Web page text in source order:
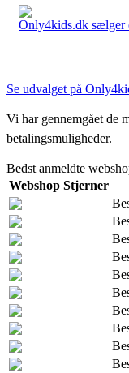
Only4kids.dk sælger
Se udvalget på
Vi har gennemgået de
betalingsmuligheder.
Bedst anmeldte
Webshop Stjerner